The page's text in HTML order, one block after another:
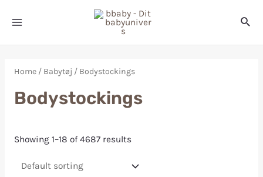
Home/ Babytøj / Bodystockings
Bodystockings
Showing 1–18 of 4687 results